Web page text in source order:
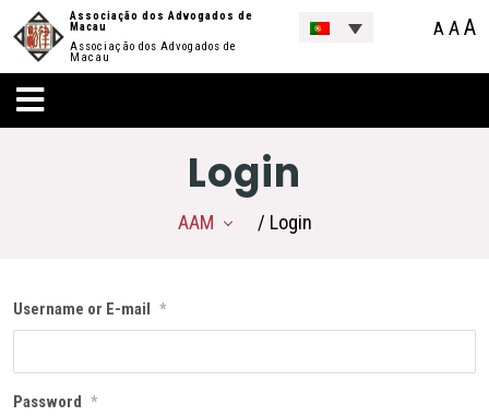
Associação dos Advogados de
Macau
Associação dos Advogados de
Macau
A AA
Login
AAM / Login
Username or E-mail *
Password *